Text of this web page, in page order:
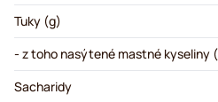
Tuky (g)
- z toho nasýtené mastné kyseliny
Sacharidy